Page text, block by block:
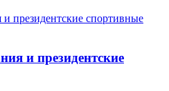
и президентские